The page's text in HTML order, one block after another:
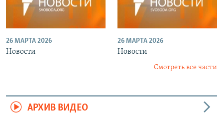
26 МАРТА 2026
Новости
26 МАРТА 2026
Новости
Смотреть все части
АРХИВ ВИДЕО